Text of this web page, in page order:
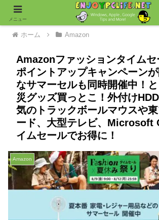
ホーム Amazon
Amazonファッションタイム
ポイントアップキャンペーン
なサマーセルも同時開催中！
災グッズ買っとこ！外付け
気のトラックボールマウスや
ード、大型テレビ、Microsoft
イムセールでお得に！
Amazon
メニュー